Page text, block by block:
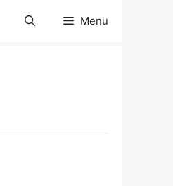
Menu